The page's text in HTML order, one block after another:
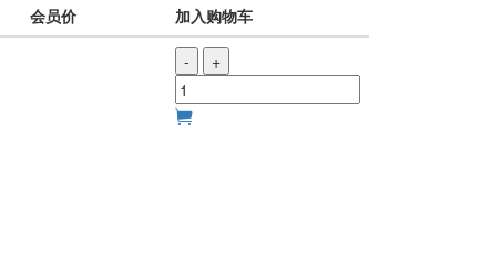
会员价
加入购物车
- +